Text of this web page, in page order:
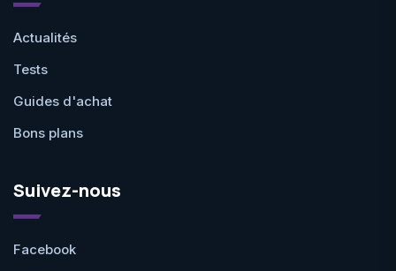
Actualités
Tests
Guides d'achat
Bons plans
Suivez-nous
Facebook